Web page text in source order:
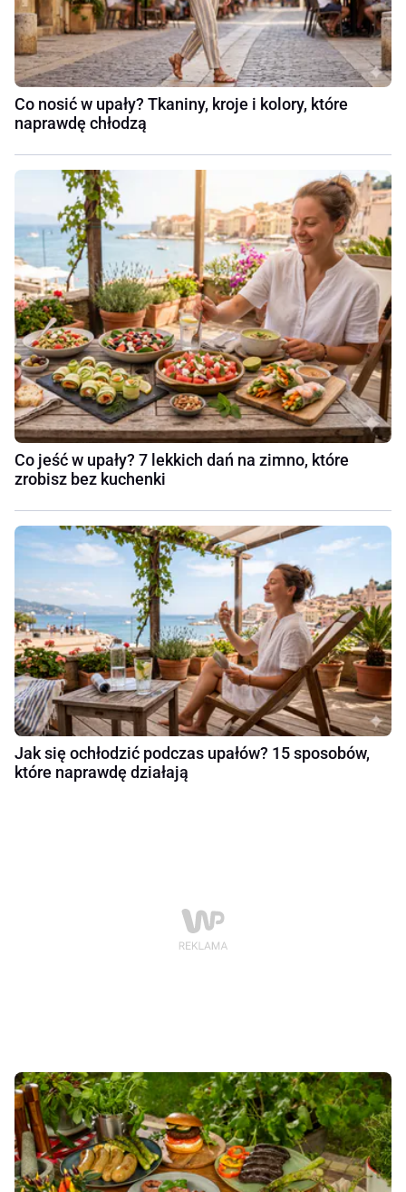
Co nosić w upały? Tkaniny, kroje i kolory, które
naprawdę chłodzą
Co jeść w upały? 7 lekkich dań na zimno, które
zrobisz bez kuchenki
Jak się ochłodzić podczas upałów? 15 sposobów,
które naprawdę działają